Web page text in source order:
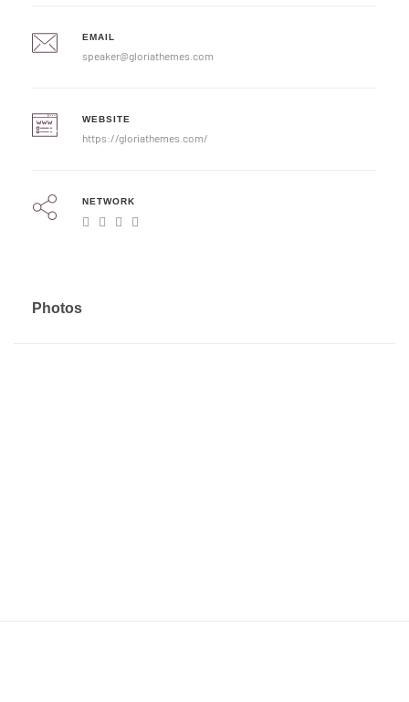
EMAIL
speaker@gloriathemes.com
WEBSITE
https://gloriathemes.com/
NETWORK
Photos